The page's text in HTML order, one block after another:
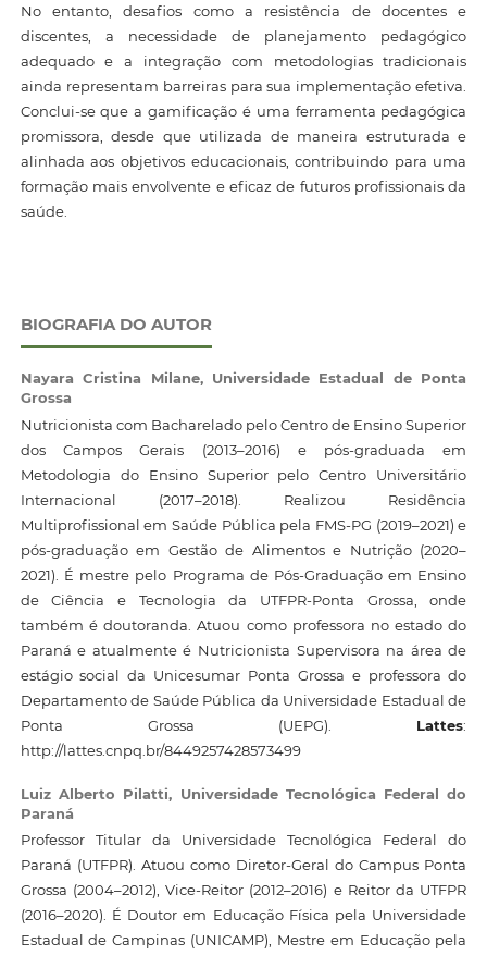
No entanto, desafios como a resistência de docentes e
discentes, a necessidade de planejamento pedagógico
adequado e a integração com metodologias tradicionais
ainda representam barreiras para sua implementação efetiva.
Conclui-se que a gamificação é uma ferramenta pedagógica
promissora, desde que utilizada de maneira estruturada e
alinhada aos objetivos educacionais, contribuindo para uma
formação mais envolvente e eficaz de futuros profissionais da
saúde.
BIOGRAFIA DO AUTOR
Nayara Cristina Milane, Universidade Estadual de Ponta
Grossa
Nutricionista com Bacharelado pelo Centro de Ensino Superior
dos Campos Gerais (2013–2016) e pós-graduada em
Metodologia do Ensino Superior pelo Centro Universitário
Internacional (2017–2018). Realizou Residência
Multiprofissional em Saúde Pública pela FMS-PG (2019–2021) e
pós-graduação em Gestão de Alimentos e Nutrição (2020–
2021). É mestre pelo Programa de Pós-Graduação em Ensino
de Ciência e Tecnologia da UTFPR-Ponta Grossa, onde
também é doutoranda. Atuou como professora no estado do
Paraná e atualmente é Nutricionista Supervisora na área de
estágio social da Unicesumar Ponta Grossa e professora do
Departamento de Saúde Pública da Universidade Estadual de
Ponta Grossa (UEPG). Lattes:
http://lattes.cnpq.br/8449257428573499
Luiz Alberto Pilatti, Universidade Tecnológica Federal do
Paraná
Professor Titular da Universidade Tecnológica Federal do
Paraná (UTFPR). Atuou como Diretor-Geral do Campus Ponta
Grossa (2004–2012), Vice-Reitor (2012–2016) e Reitor da UTFPR
(2016–2020). É Doutor em Educação Física pela Universidade
Estadual de Campinas (UNICAMP), Mestre em Educação pela